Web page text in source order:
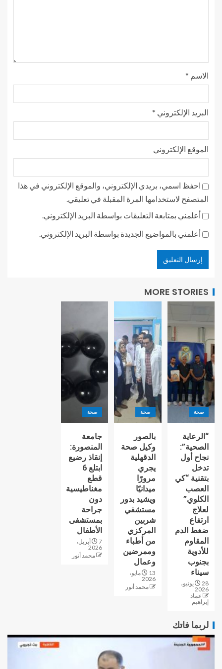
الاسم *
البريد الإلكتروني *
الموقع الإلكتروني
احفظ اسمي، بريدي الإلكتروني، والموقع الإلكتروني في هذا
المتصفح لاستخدامها المرة المقبلة في تعليقي.
أعلمني بمتابعة التعليقات بواسطة البريد الإلكتروني.
أعلمني بالمواضيع الجديدة بواسطة البريد الإلكتروني.
MORE STORIES
صحة
“الرعاية
الصحية”:
نجاح أول
تدخل
بتقنية “كي
العصب
الكلوي”
لعلاج
ارتفاع
ضغط الدم
المقاوم
للأدوية
بجنوب
سيناء
28 يونيو،
2026
عماد
إبراهيم
صحة
بالصور
وكيل صحة
الدقهلية
يجري
مرورًا
ميدانيًا
ويشيد بدور
مستشفي
شربين
المركزي
من أطباء
وممرضين
وعمال
13 مايو،
2026
محمد أنور
صحة
جامعة
المنصورة:
إنقاذ رضيع
ابتلع 6
قطع
مغناطيسية
دون
جراحة
بمستشفى
الأطفال
7 أبريل،
2026
محمد أنور
لربما فاتك